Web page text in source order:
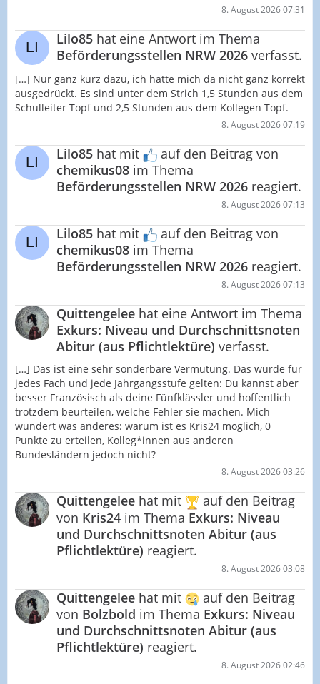
8. August 2026 07:31
Lilo85 hat eine Antwort im Thema
Beförderungsstellen NRW 2026 verfasst.
[…] Nur ganz kurz dazu, ich hatte mich da nicht ganz korrekt
ausgedrückt. Es sind unter dem Strich 1,5 Stunden aus dem
Schulleiter Topf und 2,5 Stunden aus dem Kollegen Topf.
8. August 2026 07:19
Lilo85 hat mit
auf den Beitrag von
chemikus08 im Thema
Beförderungsstellen NRW 2026 reagiert.
8. August 2026 07:13
Lilo85 hat mit
auf den Beitrag von
chemikus08 im Thema
Beförderungsstellen NRW 2026 reagiert.
8. August 2026 07:13
Quittengelee hat eine Antwort im Thema
Exkurs: Niveau und Durchschnittsnoten
Abitur (aus Pflichtlektüre) verfasst.
[…] Das ist eine sehr sonderbare Vermutung. Das würde für
jedes Fach und jede Jahrgangsstufe gelten: Du kannst aber
besser Französisch als deine Fünfklässler und hoffentlich
trotzdem beurteilen, welche Fehler sie machen. Mich
wundert was anderes: warum ist es Kris24 möglich, 0
Punkte zu erteilen, Kolleg*innen aus anderen
Bundesländern jedoch nicht?
8. August 2026 03:26
Quittengelee hat mit
auf den Beitrag
von Kris24 im Thema Exkurs: Niveau
und Durchschnittsnoten Abitur (aus
Pflichtlektüre) reagiert.
8. August 2026 03:08
Quittengelee hat mit
auf den Beitrag
von Bolzbold im Thema Exkurs: Niveau
und Durchschnittsnoten Abitur (aus
Pflichtlektüre) reagiert.
8. August 2026 02:46